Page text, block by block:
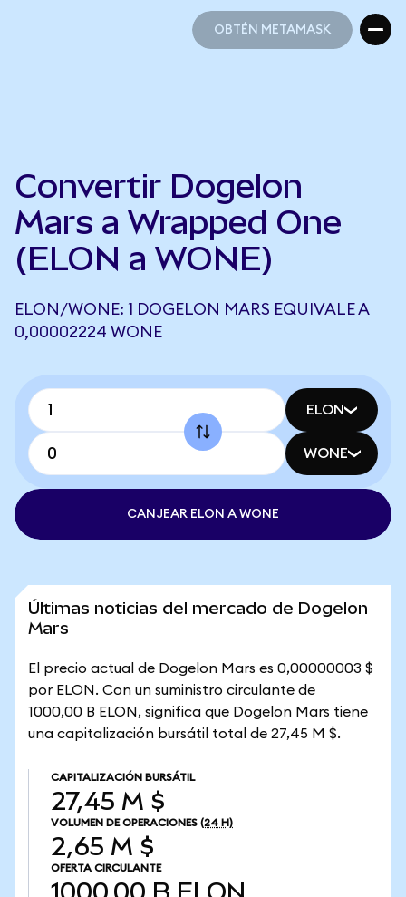
OBTÉN METAMASK
Convertir Dogelon
Mars a Wrapped One
(ELON a WONE)
ELON/WONE: 1 DOGELON MARS EQUIVALE A
0,00002224 WONE
ELON
WONE
CANJEAR ELON A WONE
Últimas noticias del mercado de Dogelon
Mars
El precio actual de Dogelon Mars es 0,00000003 $
por ELON. Con un suministro circulante de
1000,00 B ELON, significa que Dogelon Mars tiene
una capitalización bursátil total de 27,45 M $.
CAPITALIZACIÓN BURSÁTIL
27,45 M $
VOLUMEN DE OPERACIONES (24 H)
2,65 M $
OFERTA CIRCULANTE